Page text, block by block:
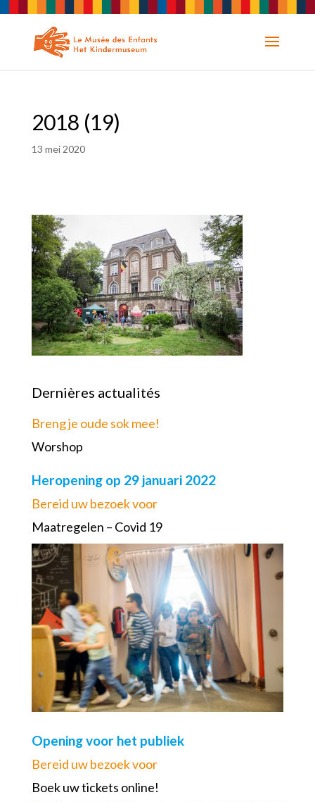
2018 (19)
13 mei 2020
Dernières actualités
Breng je oude sok mee!
Worshop
Heropening op 29 januari 2022
Bereid uw bezoek voor
Maatregelen – Covid 19
Opening voor het publiek
Bereid uw bezoek voor
Boek uw tickets online!